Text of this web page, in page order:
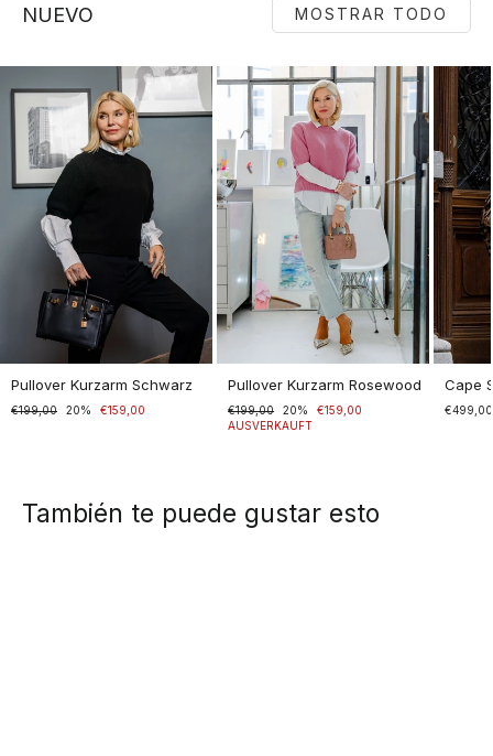
NUEVO MOSTRAR TODO
Pullover Kurzarm Schwarz
Normaler
€199,00
Sonderpreis20% €159,00
Pullover Kurzarm Rosewood
Normaler
Preis
€199,00
Sonderpreis20%
€159,00
AUSVERKAUFT
Cape
€499,00
También te puede gustar esto